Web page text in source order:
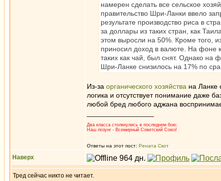
намерен сделать все сельское
правительство Шри-Ланки ввело
результате производство риса в
за доллары из таких стран, как
этом выросли на 50%. Кроме того,
приносил доход в валюте. На фоне
таких как чай, был снят. Однако на
Шри-Ланке снизилось на 17% по
Из-за органического хозяйства на Ланке
логика и отсутствует понимание даже
любой бред любого аджана
Два класса столкнулись в последнем бою;
Наш лозунг - Всемирный Советский Союз!
Ответы на этот пост: Рената Скот
Наверх
Тред сейчас никто не читает.